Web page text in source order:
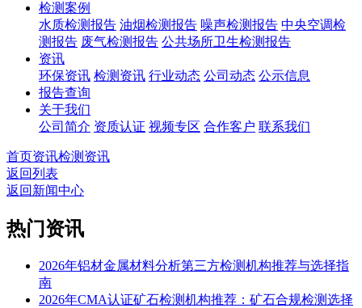
检测案例
水质检测报告 油烟检测报告 噪声检测报告 中央空调检
测报告 废气检测报告 公共场所卫生检测报告
资讯
环保资讯 检测资讯 行业动态 公司动态 公示信息
报告查询
关于我们
公司简介 资质认证 视频专区 合作客户 联系我们
首页资讯检测资讯
返回列表
返回新闻中心
热门资讯
2026年铝材金属材料分析第三方检测机构推荐与选择指
南
2026年CMA认证矿石检测机构推荐：矿石合规检测选择